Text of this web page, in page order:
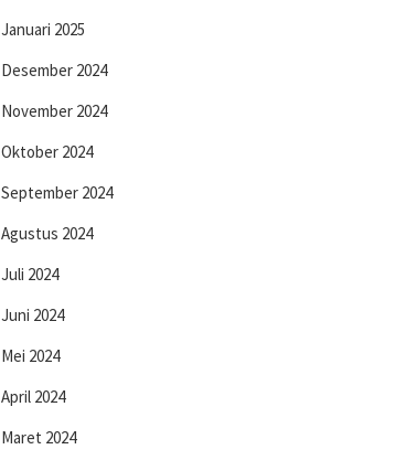
Januari 2025
Desember 2024
November 2024
Oktober 2024
September 2024
Agustus 2024
Juli 2024
Juni 2024
Mei 2024
April 2024
Maret 2024